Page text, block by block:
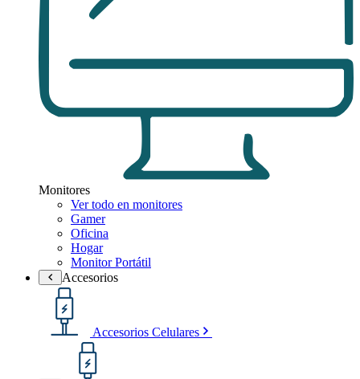
Monitores
Ver todo en monitores
Gamer
Oficina
Hogar
Monitor Portátil
Accesorios
Accesorios Celulares